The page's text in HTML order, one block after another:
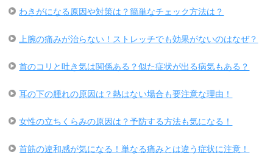
わきがになる原因や対策は？簡単なチェック方法は？
上腕の痛みが治らない！ストレッチでも効果がないのはなぜ？
首のコリと吐き気は関係ある？似た症状が出る病気もある？
耳の下の腫れの原因は？熱はない場合も要注意な理由！
女性の立ちくらみの原因は？予防する方法も気になる！
首筋の違和感が気になる！単なる痛みとは違う症状に注意！